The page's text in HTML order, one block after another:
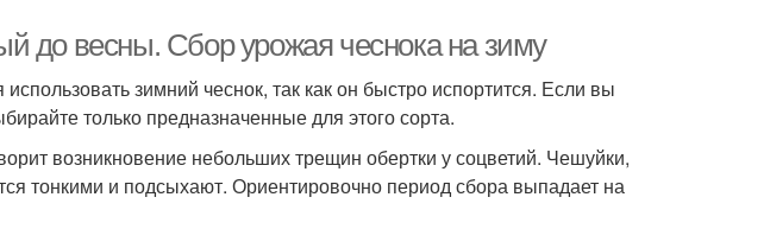
до весны. Сбор урожая чеснока на зиму
зимний чеснок, так как он быстро испортится. Если вы
только предназначенные для этого сорта.
возникновение небольших трещин обертки у соцветий. Чешуйки,
тонкими и подсыхают. Ориентировочно период сбора выпадает на